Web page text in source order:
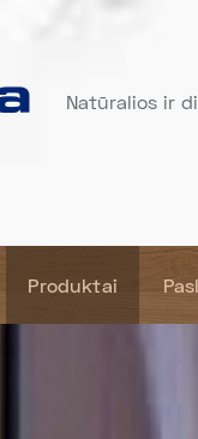
Natūralios ir
Produktai